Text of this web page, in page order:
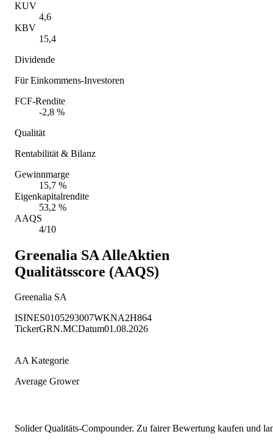
KUV
4,6
KBV
15,4
Dividende
Für Einkommens-Investoren
FCF-Rendite
-2,8 %
Qualität
Rentabilität & Bilanz
Gewinnmarge
15,7 %
Eigenkapitalrendite
53,2 %
AAQS
4/10
Greenalia SA AlleAktien
Qualitätsscore (AAQS)
Greenalia SA
ISINES0105293007WKNA2H864
TickerGRN.MCDatum01.08.2026
AA Kategorie
Average Grower
Solider Qualitäts-Compounder. Zu fairer Bewertung kaufen und